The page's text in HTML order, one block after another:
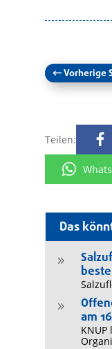
Das
9
9
am
←Vorherige
Teilen: